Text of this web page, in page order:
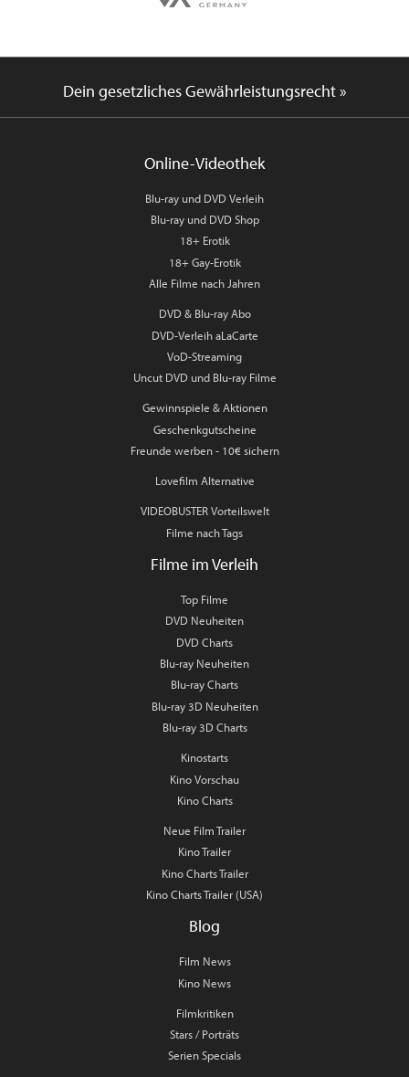
Dein gesetzliches Gewährleistungsrecht »
Online-Videothek
Blu-ray und DVD Verleih
Blu-ray und DVD Shop
18+ Erotik
18+ Gay-Erotik
Alle Filme nach Jahren
DVD & Blu-ray Abo
DVD-Verleih aLaCarte
VoD-Streaming
Uncut DVD und Blu-ray Filme
Gewinnspiele & Aktionen
Geschenkgutscheine
Freunde werben - 10€ sichern
Lovefilm Alternative
VIDEOBUSTER Vorteilswelt
Filme nach Tags
Filme im Verleih
Top Filme
DVD Neuheiten
DVD Charts
Blu-ray Neuheiten
Blu-ray Charts
Blu-ray 3D Neuheiten
Blu-ray 3D Charts
Kinostarts
Kino Vorschau
Kino Charts
Neue Film Trailer
Kino Trailer
Kino Charts Trailer
Kino Charts Trailer (USA)
Blog
Film News
Kino News
Filmkritiken
Stars / Porträts
Serien Specials